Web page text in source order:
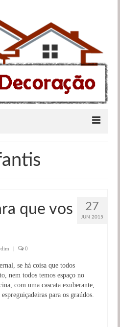
27
JUN 2015
que vos
| 0
se há coisa que todos
nem todos temos espaço no
com uma cascata exuberante,
para os graúdos.